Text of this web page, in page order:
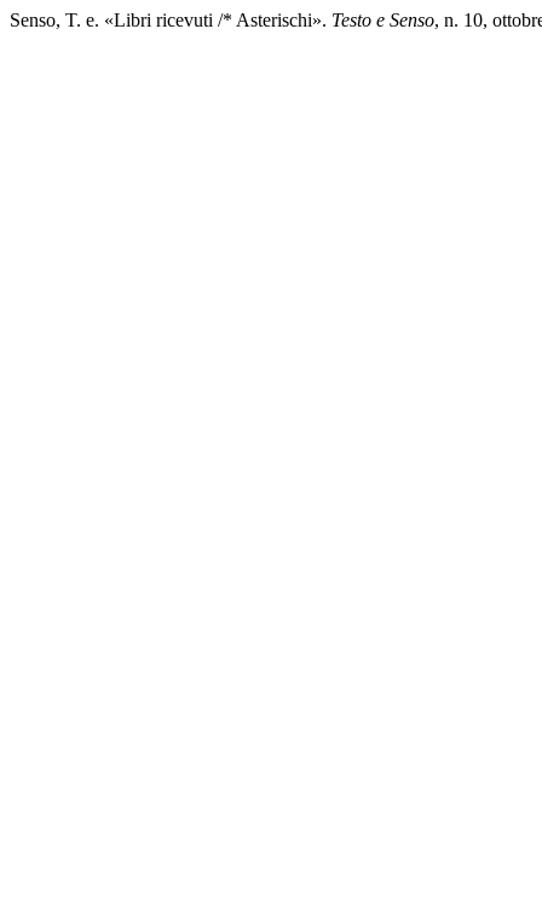
Senso, T. e. «Libri ricevuti /* Asterischi». Testo e Senso, n. 10,